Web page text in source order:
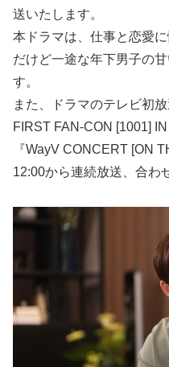
送いたします。
本ドラマは、仕事と恋愛
だけど一途な年下男子の
す。
また、ドラマのテレビ初
FIRST FAN-CON [1001]
『WayV CONCERT [ON
12:00から連続放送、合わ